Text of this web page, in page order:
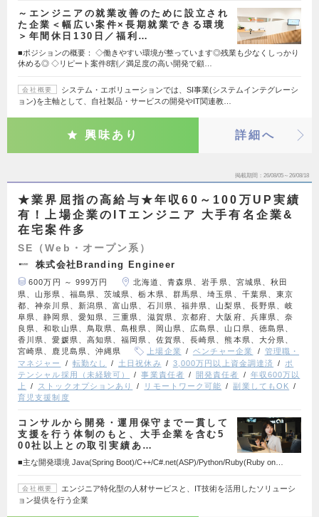
～エンジニアの就業改善のために設立され
た企業＜幅広い案件×長期就業できる環境
＞年間休日130日／福利…
■ポジションの概要： ◇働きやすい環境が整っています◎残業も少なくしっかり
休める◎ ◇リピート案件8割／満足度の高い開発で顧…
会社概要
システム・エボリューションでは、SI事業(システムインテグレーシ
ョン)を主軸として、自社製品・サービスの開発やIT関連教…
興味あり 詳細へ
掲載期間 26/08/05～26/08/18
★業界屈指の高給与★年収60～100万UP実績
有！上場企業のITエンジニア 大手有名企業&
在宅案件多
SE（Web・オープン系）
株式会社Branding Engineer
600万円 ～ 999万円
北海道、青森県、岩手県、宮城県、秋田
県、山形県、福島県、茨城県、栃木県、群馬県、埼玉県、千葉県、東京
都、神奈川県、新潟県、富山県、石川県、福井県、山梨県、長野県、岐
阜県、静岡県、愛知県、三重県、滋賀県、京都府、大阪府、兵庫県、奈
良県、和歌山県、鳥取県、島根県、岡山県、広島県、山口県、徳島県、
香川県、愛媛県、高知県、福岡県、佐賀県、長崎県、熊本県、大分県、
宮崎県、鹿児島県、沖縄県
上場企業 ベンチャー企業
管理職・
マネジャー
転勤なし 土日祝休み 3,000万円以上資金調達済
ポ
テンシャル採用（未経験可）
事業責任者 開発責任者
年収600万以
上
ストックオプションあり リモートワーク可能
副業してもOK
育児支援制度
コンサルから開発・運用保守まで一貫して
支援を行う体制のもと、大手企業を含む5
00社以上との取引実績あ…
■主な開発環境 Java(Spring Boot)/C++/C#.net(ASP)/Python/Ruby(Ruby on…
会社概要
エンジニア特化型の人材サービスと、IT技術を活用したソリューシ
ョン提供を行う企業